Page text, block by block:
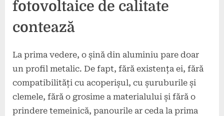
fotovoltaice de calitate
contează
La prima vedere, o șină din aluminiu pare doar
un profil metalic. De fapt, fără existența ei, fără
compatibilități cu acoperișul, cu șuruburile și
clemele, fără o grosime a materialului și fără o
prindere temeinică, panourile ar ceda la prima